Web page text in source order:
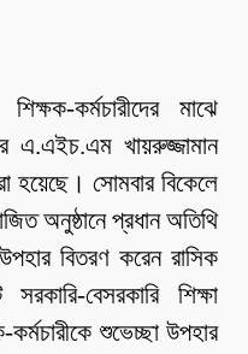
কর্মচারীদের মাঝে
এ.এইচ.এম খায়রুজ্জামান
হয়েছে। সোমবার বিকেলে
অনুষ্ঠানে প্রধান অতিথি
বিতরণ করেন রাসিক
বেসরকারি শিক্ষা
শুভেচ্ছা উপহার